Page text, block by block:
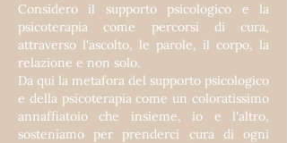
Considero il supporto psicologico e la
psicoterapia come percorsi di cura,
attraverso l'ascolto, le parole, il corpo, la
relazione e non solo.
Da qui la metafora del supporto psicologico
e della psicoterapia come un coloratissimo
annaffiatoio che insieme, io e l'altro,
sosteniamo per prenderci cura di ogni